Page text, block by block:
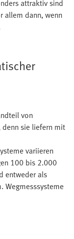
attraktiv sind
allem dann, wenn
von
sie liefern mit
variieren
100 bis 2.000
entweder als
Wegmesssysteme